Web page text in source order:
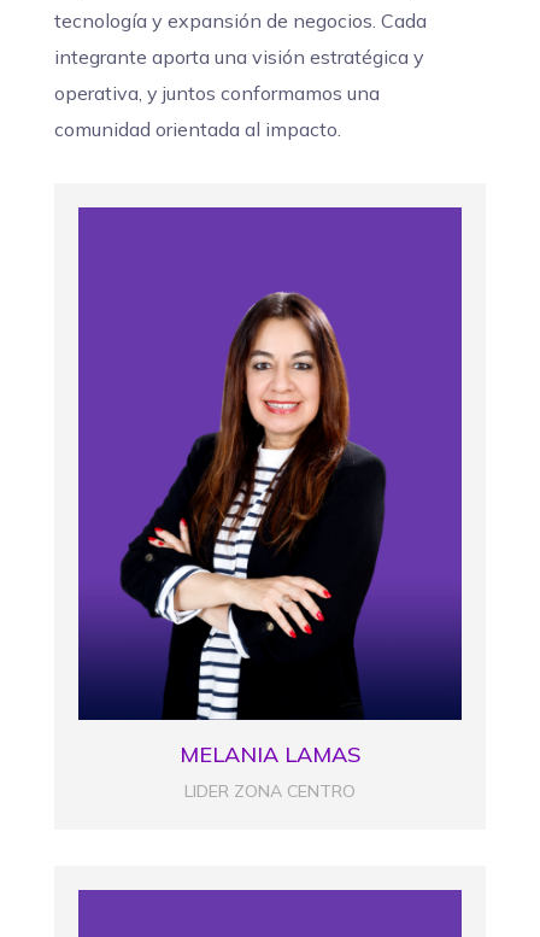
tecnología y expansión de negocios. Cada
integrante aporta una visión estratégica y
operativa, y juntos conformamos una
comunidad orientada al impacto.
MELANIA LAMAS
LIDER ZONA CENTRO